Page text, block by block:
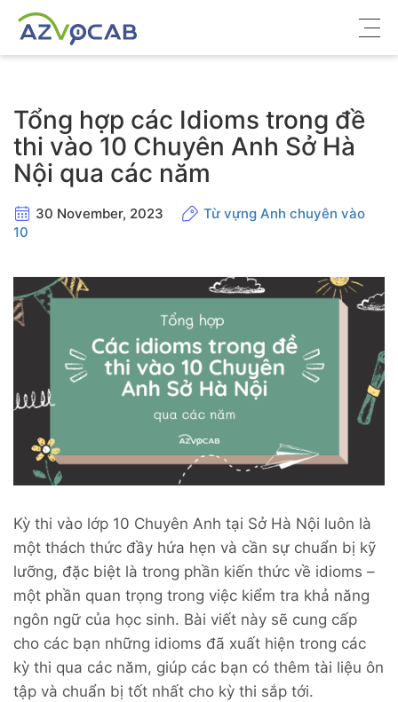
Từ vựng ôn thi
Tiếng Anh phổ thông
Tiếng Anh thông dụng
Tổng hợp các Idioms trong đề
thi vào 10 Chuyên Anh Sở Hà
Nội qua các năm
30 November, 2023
Từ vựng Anh chuyên vào
10
Kỳ thi vào lớp 10 Chuyên Anh tại Sở Hà Nội luôn là
một thách thức đầy hứa hẹn và cần sự chuẩn bị kỹ
lưỡng, đặc biệt là trong phần kiến thức về idioms –
một phần quan trọng trong việc kiểm tra khả năng
ngôn ngữ của học sinh. Bài viết này sẽ cung cấp
cho các bạn những idioms đã xuất hiện trong các
kỳ thi qua các năm, giúp các bạn có thêm tài liệu ôn
tập và chuẩn bị tốt nhất cho kỳ thi sắp tới.